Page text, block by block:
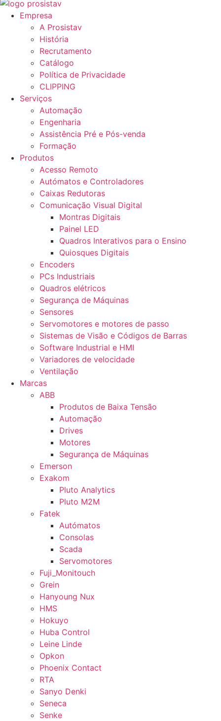
Empresa
A Prosistav
História
Recrutamento
Catálogo
Política de Privacidade
CLIPPING
Serviços
Automação
Engenharia
Assistência Pré e Pós-venda
Formação
Produtos
Acesso Remoto
Autómatos e Controladores
Caixas Redutoras
Comunicação Visual Digital
Montras Digitais
Painel LED
Quadros Interativos para o Ensino
Quiosques Digitais
Encoders
PCs Industriais
Quadros elétricos
Segurança de Máquinas
Sensores
Servomotores e motores de passo
Sistemas de Visão e Códigos de Barras
Software Industrial e HMI
Variadores de velocidade
Ventilação
Marcas
ABB
Produtos de Baixa Tensão
Automação
Drives
Motores
Segurança de Máquinas
Emerson
Exakom
Pluto Analytics
Pluto M2M
Fatek
Autómatos
Consolas
Scada
Servomotores
Fuji_Monitouch
Grein
Hanyoung Nux
HMS
Hokuyo
Huba Control
Leine Linde
Opkon
Phoenix Contact
RTA
Sanyo Denki
Seneca
Senke